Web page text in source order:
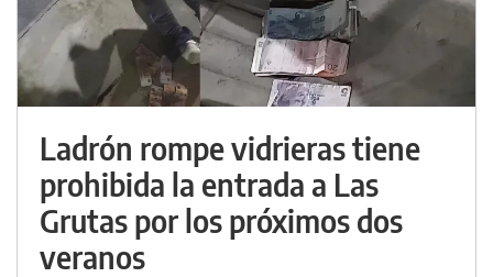
Ladrón rompe vidrieras tiene
prohibida la entrada a Las
Grutas por los próximos dos
veranos